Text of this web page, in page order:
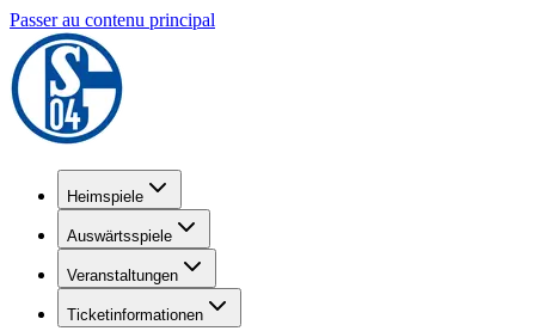
Passer au contenu principal
Heimspiele
Auswärtsspiele
Veranstaltungen
Ticketinformationen